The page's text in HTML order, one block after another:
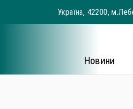
Україна, 42200,
Новини